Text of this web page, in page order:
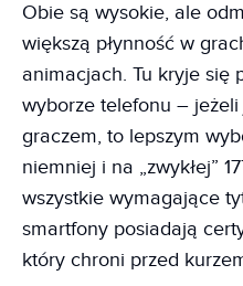
Obie są wysokie, ale
większą płynność w
animacjach. Tu kryje się
wyborze telefonu –
graczem, to lepszym
niemniej i na „zwykłej”
wszystkie wymagające
smartfony posiadają
który chroni przed